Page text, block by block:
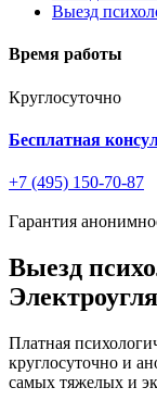
Выезд
Время работы
Круглосуточно
Бесплатная
+7 (495) 150-70-87
Гарантия
Выезд
Платная
круглосуточно и
самых тяжелых и